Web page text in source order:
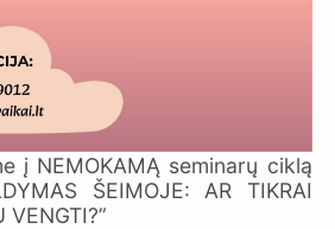
į NEMOKAMĄ seminarų ciklą
ŠEIMOJE: AR TIKRAI
VENGTI?”